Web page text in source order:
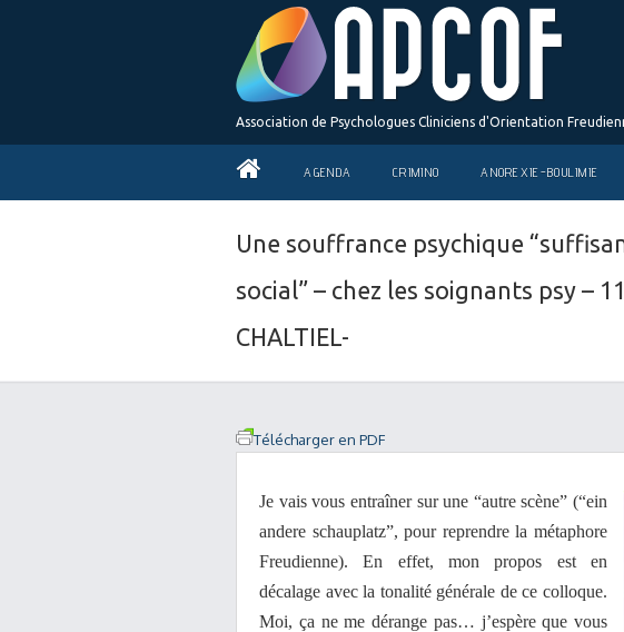
Association de Psychologues Cliniciens d'Orientation
AGENDA CRIMINO ANOREXIE-BOULIMIE
Une souffrance psychique
social” – chez les soignants psy
CHALTIEL-
Télécharger en PDF
Je vais vous entraîner sur une “autre scène” (“ein
andere schauplatz”, pour reprendre la métaphore
Freudienne). En effet, mon propos est en
décalage avec la tonalité générale de ce colloque.
Moi, ça ne me dérange pas… j’espère que vous